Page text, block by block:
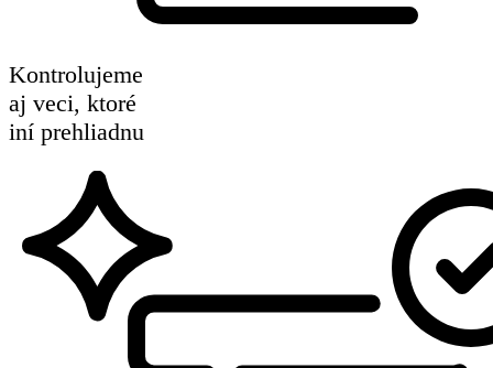
Kontrolujeme
aj veci, ktoré
iní prehliadnu